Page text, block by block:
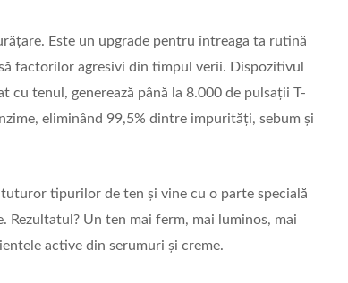
Este un upgrade pentru întreaga ta rutină
factorilor agresivi din timpul verii. Dispozitivul
cu tenul, generează până la 8.000 de pulsații T-
eliminând 99,5% dintre impurități, sebum și
tipurilor de ten și vine cu o parte specială
Un ten mai ferm, mai luminos, mai
active din serumuri și creme.